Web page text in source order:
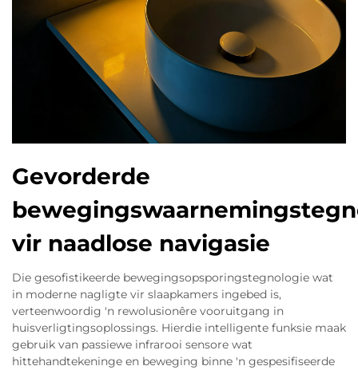
Gevorderde
vir naadlose navigasie
Die gesofistikeerde bewegingsopsporingstegnologie wat
in moderne nagligte vir slaapkamers ingebed is,
verteenwoordig 'n rewolusionêre vooruitgang in
huisverligtingsoplossings. Hierdie intelligente funksie maak
gebruik van passiewe infrarooi sensore wat
hittehandtekeninge en beweging binne 'n gespesifiseerde